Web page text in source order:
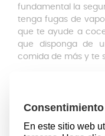
fundamental la
tenga fugas de
que te ayude a
que disponga de
comida de más y te
permitirá cocinar
naranja), idealpara